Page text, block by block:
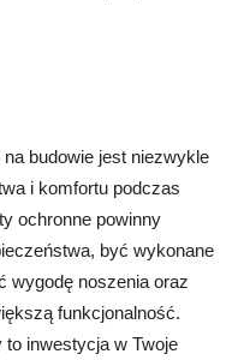
budowie jest niezwykle
i komfortu podczas
ochronne powinny
być wykonane
wygodę noszenia oraz
funkcjonalność.
inwestycja w Twoje